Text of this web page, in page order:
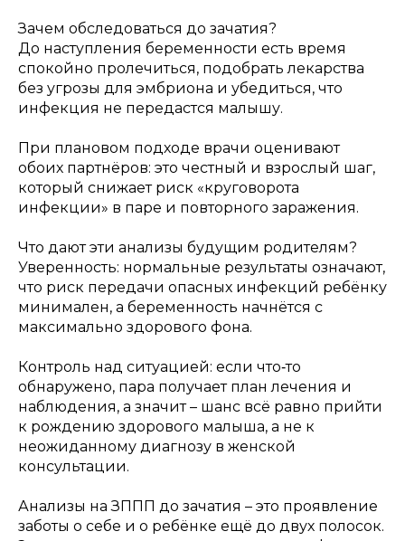
Зачем обследоваться до зачатия?
До наступления беременности есть время
спокойно пролечиться, подобрать лекарства
без угрозы для эмбриона и убедиться, что
инфекция не передастся малышу.
При плановом подходе врачи оценивают
обоих партнёров: это честный и взрослый шаг,
который снижает риск «круговорота
инфекции» в паре и повторного заражения.
Что дают эти анализы будущим родителям?
Уверенность: нормальные результаты означают,
что риск передачи опасных инфекций ребёнку
минимален, а беременность начнётся с
максимально здорового фона.
Контроль над ситуацией: если что‑то
обнаружено, пара получает план лечения и
наблюдения, а значит – шанс всё равно прийти
к рождению здорового малыша, а не к
неожиданному диагнозу в женской
консультации.
Анализы на ЗППП до зачатия – это проявление
заботы о себе и о ребёнке ещё до двух полосок.